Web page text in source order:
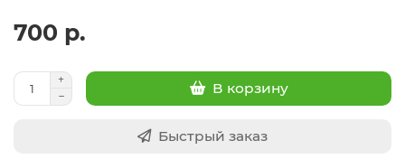
700 р.
В корзину
Быстрый заказ